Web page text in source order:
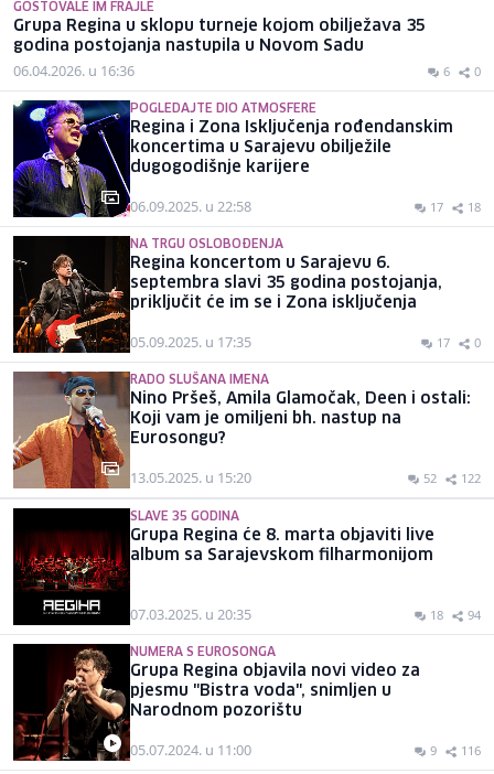
GOSTOVALE IM FRAJLE
Grupa Regina u sklopu turneje kojom obilježava 35
godina postojanja nastupila u Novom Sadu
06.04.2026. u 16:36 6 0
POGLEDAJTE DIO ATMOSFERE
Regina i Zona Isključenja rođendanskim
koncertima u Sarajevu obilježile
dugogodišnje karijere
06.09.2025. u 22:58 17 18
NA TRGU OSLOBOĐENJA
Regina koncertom u Sarajevu 6.
septembra slavi 35 godina postojanja,
priključit će im se i Zona isključenja
05.09.2025. u 17:35 17 0
RADO SLUŠANA IMENA
Nino Pršeš, Amila Glamočak, Deen i ostali:
Koji vam je omiljeni bh. nastup na
Eurosongu?
13.05.2025. u 15:20 52 122
SLAVE 35 GODINA
Grupa Regina će 8. marta objaviti live
album sa Sarajevskom filharmonijom
07.03.2025. u 20:35 18 94
NUMERA S EUROSONGA
Grupa Regina objavila novi video za
pjesmu "Bistra voda", snimljen u
Narodnom pozorištu
05.07.2024. u 11:00 9 116